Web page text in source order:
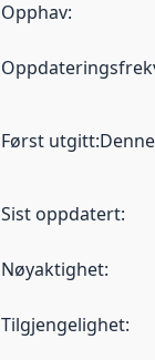
Opphav:
Først utgitt:
Sist oppdatert:
Nøyaktighet:
Tilgjengelighet: